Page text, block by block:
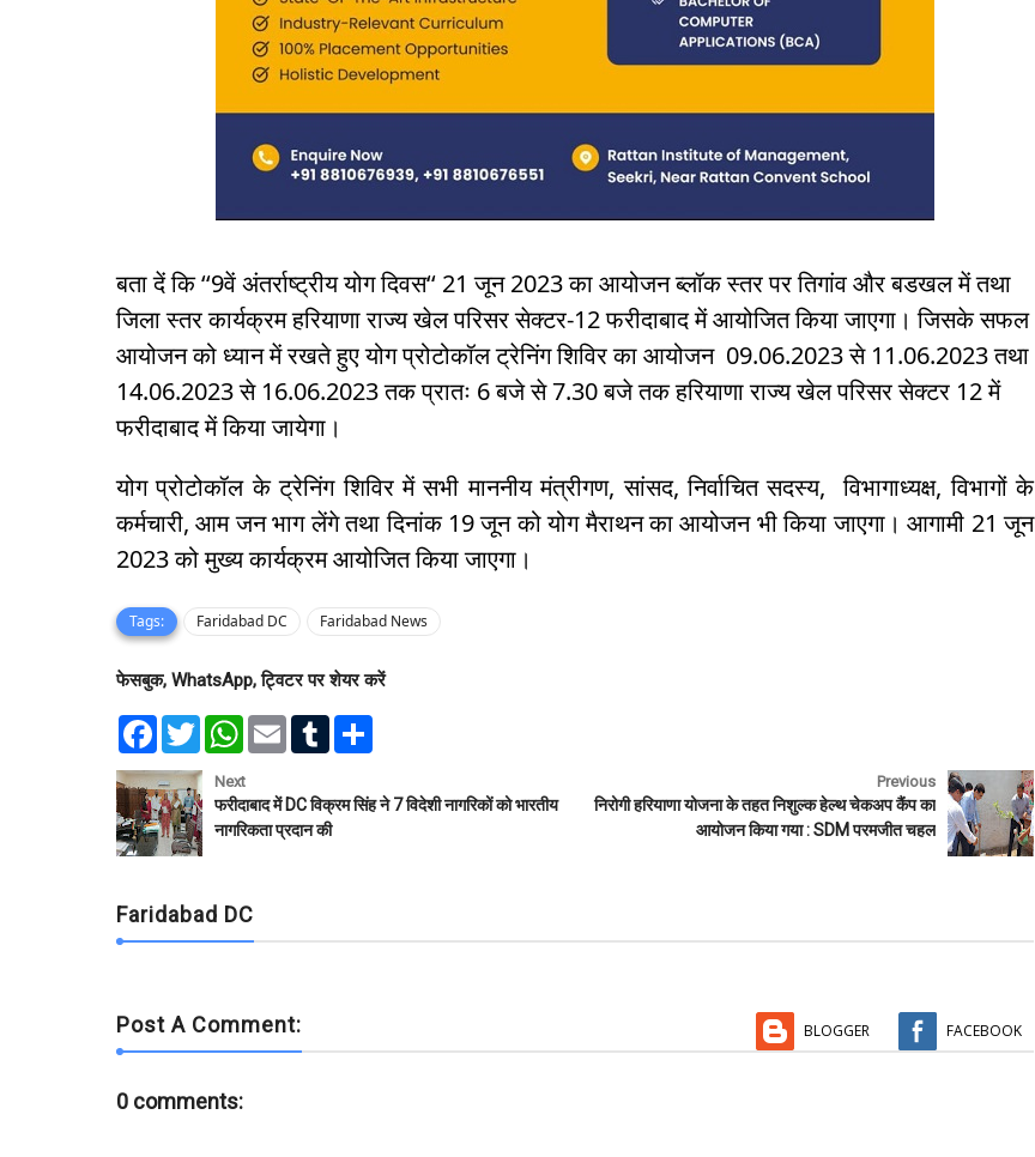
बता दें कि ‘‘9वें अंतर्राष्ट्रीय योग दिवस‘‘ 21 जून 2023 का आयोजन ब्लॉक स्तर पर तिगांव और बडखल में तथा
जिला स्तर कार्यक्रम हरियाणा राज्य खेल परिसर सेक्टर-12 फरीदाबाद में आयोजित किया जाएगा। जिसके सफल
आयोजन को ध्यान में रखते हुए योग प्रोटोकॉल ट्रेनिंग शिविर का आयोजन 09.06.2023 से 11.06.2023 तथा
14.06.2023 से 16.06.2023 तक प्रातः 6 बजे से 7.30 बजे तक हरियाणा राज्य खेल परिसर सेक्टर 12 में
फरीदाबाद में किया जायेगा।
योग प्रोटोकॉल के ट्रेनिंग शिविर में सभी माननीय मंत्रीगण, सांसद, निर्वाचित सदस्य, विभागाध्यक्ष, विभागों के
कर्मचारी, आम जन भाग लेंगे तथा दिनांक 19 जून को योग मैराथन का आयोजन भी किया जाएगा। आगामी 21 जून
2023 को मुख्य कार्यक्रम आयोजित किया जाएगा।
Tags: Faridabad DC Faridabad News
फेसबुक, WhatsApp, ट्विटर पर शेयर करें
F
e
b
o
o
k
T
w
t
t
e
r
W
t
s
A
p
E
l
T
l
r
e
Next
फरीदाबाद में DC विक्रम सिंह ने 7 विदेशी नागरिकों को भारतीय
नागरिकता प्रदान की
Previous
निरोगी हरियाणा योजना के तहत निशुल्क हेल्थ चेकअप कैंप का
आयोजन किया गया : SDM परमजीत चहल
Faridabad DC
Post A Comment: BLOGGER FACEBOOK
0 comments: